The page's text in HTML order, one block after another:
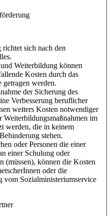
sich nach den
Weiterbildung können
Kosten durch das
getragen werden.
der Sicherung des
Verbesserung beruflicher
weiters Kosten notwendiger
Weiterbildungsmaßnahmen im
werden, die in keinem
stehen.
oder Personen die einer
einer Schulung oder
(müssen), können die Kosten
oder die
vom Sozialministeriumservice